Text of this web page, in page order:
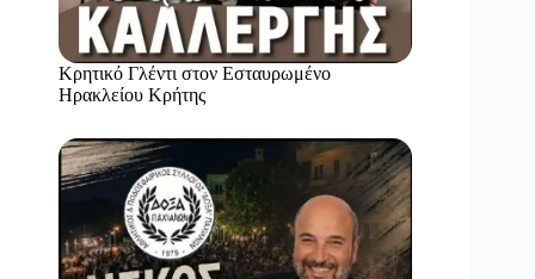
Κρητικό Γλέντι στον Εσταυρωμένο
Ηρακλείου Κρήτης